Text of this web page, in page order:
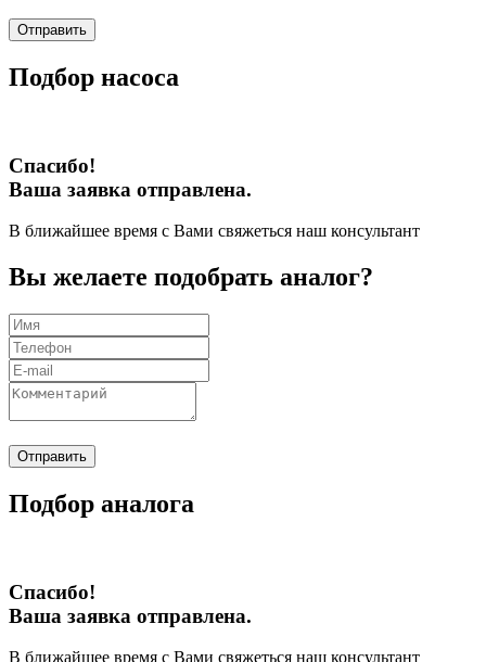
Отправить
Подбор насоса
Спасибо!
Ваша заявка отправлена.
В ближайшее время с Вами свяжеться наш консультант
Вы желаете подобрать аналог?
Отправить
Подбор аналога
Спасибо!
Ваша заявка отправлена.
В ближайшее время с Вами свяжеться наш консультант